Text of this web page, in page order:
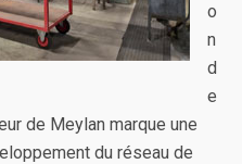
o
n
d
e
de Meylan marque une
du réseau de